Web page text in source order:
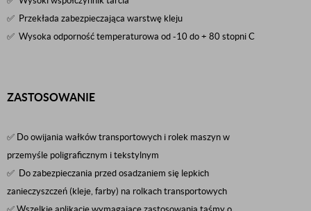
✅ Przekłada zabezpieczająca warstwę kleju
✅ Wysoka odporność temperaturowa od -10 do + 80 stopni C
ZASTOSOWANIE
✅ Do owijania wałków transportowych i rolek maszyn w
przemyśle poligraficznym i tekstylnym
✅ Do zabezpieczania przed osadzaniem się lepkich
zanieczyszczeń (kleje, farby) na rolkach transportowych